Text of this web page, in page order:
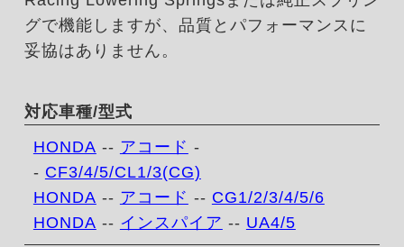
グで機能しますが、品質とパフォーマンスに
妥協はありません。
対応車種/型式
HONDA -- アコード -
- CF3/4/5/CL1/3(CG)
HONDA -- アコード -- CG1/2/3/4/5/6
HONDA -- インスパイア -- UA4/5